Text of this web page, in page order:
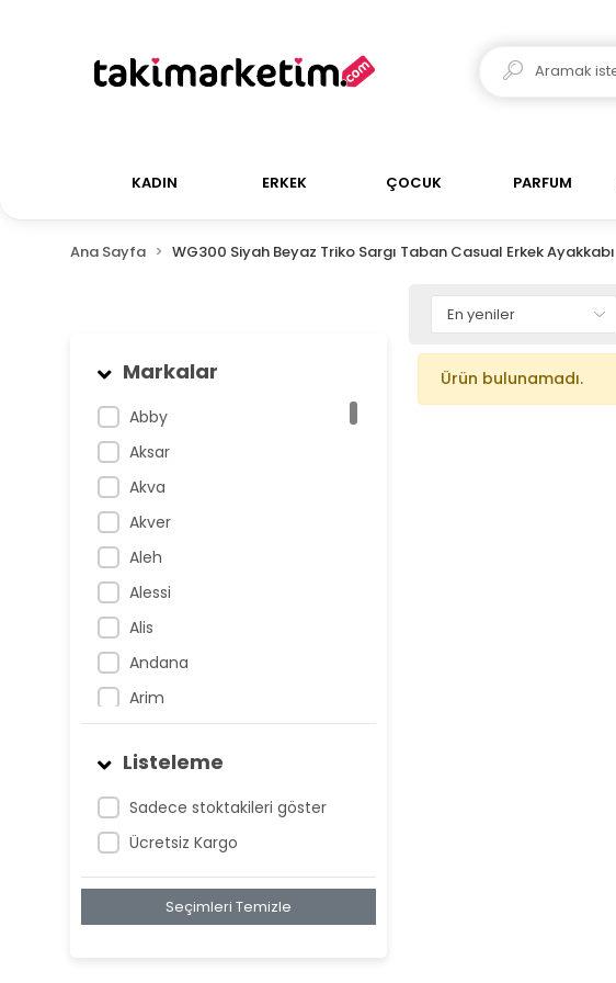
KADIN ERKEK ÇOCUK PARFUM
Ana Sayfa WG300 Siyah Beyaz Triko Sargı Taban Casual Erkek Ayakkabı
Markalar
Abby
Aksar
Akva
Akver
Aleh
Alessi
Alis
Andana
Arim
Atnis
Belan
Belay
Birta
Listeleme
Sadece stoktakileri göster
Ücretsiz Kargo
Seçimleri Temizle
Ürün bulunamadı.